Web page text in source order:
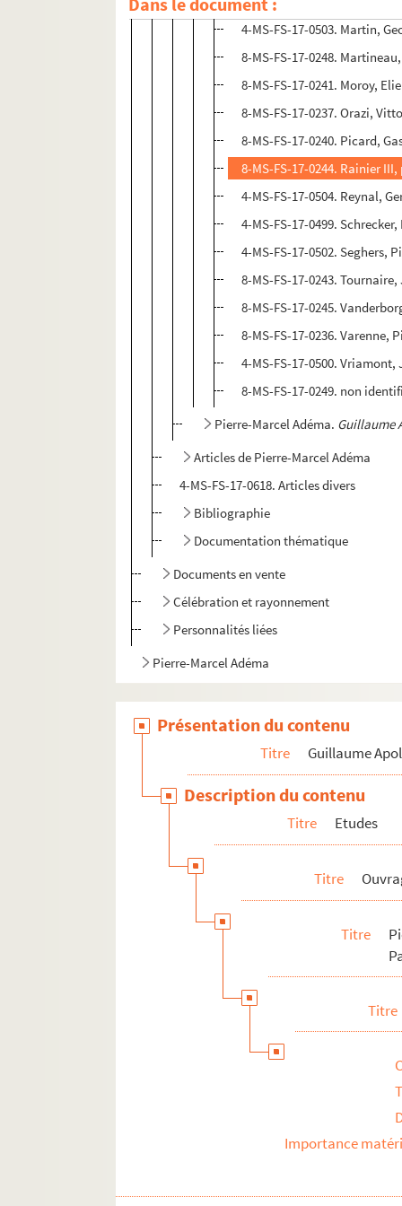
4-MS-FS-17-0503. Martin,
8-MS-FS-17-0248.
8-MS-FS-17-0241. Moroy, Elie
8-MS-FS-17-0237. Orazi,
8-MS-FS-17-0240. Picard,
8-MS-FS-17-0244. Rainier
4-MS-FS-17-0504. Reynal,
4-MS-FS-17-0499.
4-MS-FS-17-0502. Seghers,
8-MS-FS-17-0243. Tournaire,
8-MS-FS-17-0245.
8-MS-FS-17-0236. Varenne,
4-MS-FS-17-0500. Vriamont,
8-MS-FS-17-0249. non
Pierre-Marcel Adéma. Guillaume
Articles de Pierre-Marcel Adéma
4-MS-FS-17-0618. Articles divers
Bibliographie
Documentation thématique
Documents en vente
Célébration et rayonnement
Personnalités liées
Pierre-Marcel Adéma
Présentation du contenu
Titre Guillaume
Description du contenu
Titre Etudes
Titre
Titre
Titre
Importance